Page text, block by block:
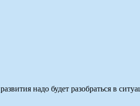
надо будет разобраться в